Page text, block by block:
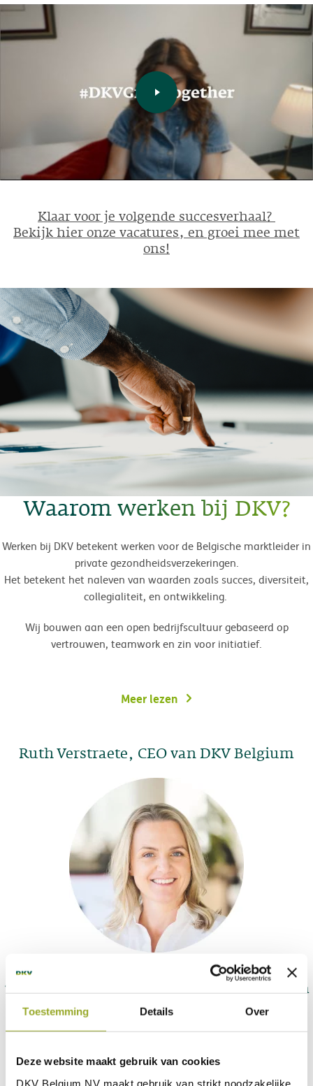
Toestemming Details Over
Deze website maakt gebruik van cookies
DKV Belgium NV maakt gebruik van strikt noodzakelijke
Klaar voor je volgende succesverhaal?
Bekijk hier onze vacatures, en groei mee met
ons!
Waarom werken bij DKV?
Werken bij DKV betekent werken voor de Belgische marktleider in
private gezondheidsverzekeringen.
Het betekent het naleven van waarden zoals succes, diversiteit,
collegialiteit, en ontwikkeling.
Wij bouwen aan een open bedrijfscultuur gebaseerd op
vertrouwen, teamwork en zin voor initiatief.
Meer lezen
Ruth Verstraete, CEO van DKV Belgium
“Wij dragen zorg voor je gezondheid en steunen
je in goede en
van zichzelf kan geven.